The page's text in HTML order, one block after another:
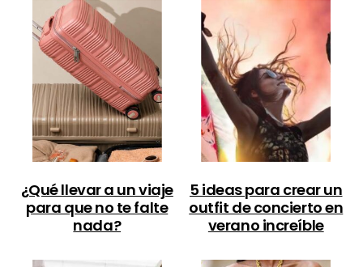
¿Qué llevar a un viaje
para que no te falte
nada?
5 ideas para crear un
outfit de concierto en
verano increíble